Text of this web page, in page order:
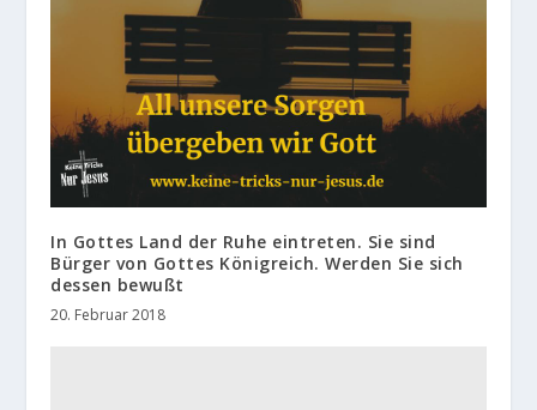
In Gottes Land der Ruhe eintreten. Sie sind
Bürger von Gottes Königreich. Werden Sie sich
dessen bewußt
20. Februar 2018